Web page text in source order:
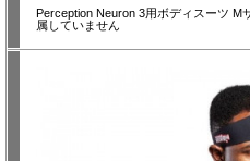
Perception Neuron 3用ボディスーツ
属していません